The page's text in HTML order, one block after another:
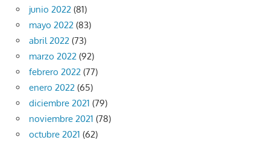
junio 2022 (81)
mayo 2022 (83)
abril 2022 (73)
marzo 2022 (92)
febrero 2022 (77)
enero 2022 (65)
diciembre 2021 (79)
noviembre 2021 (78)
octubre 2021 (62)